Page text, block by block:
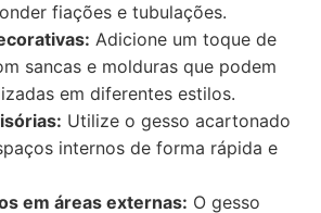
fiações e tubulações.
Adicione um toque de
sancas e molduras que podem
em diferentes estilos.
Utilize o gesso acartonado
internos de forma rápida e
em áreas externas: O gesso